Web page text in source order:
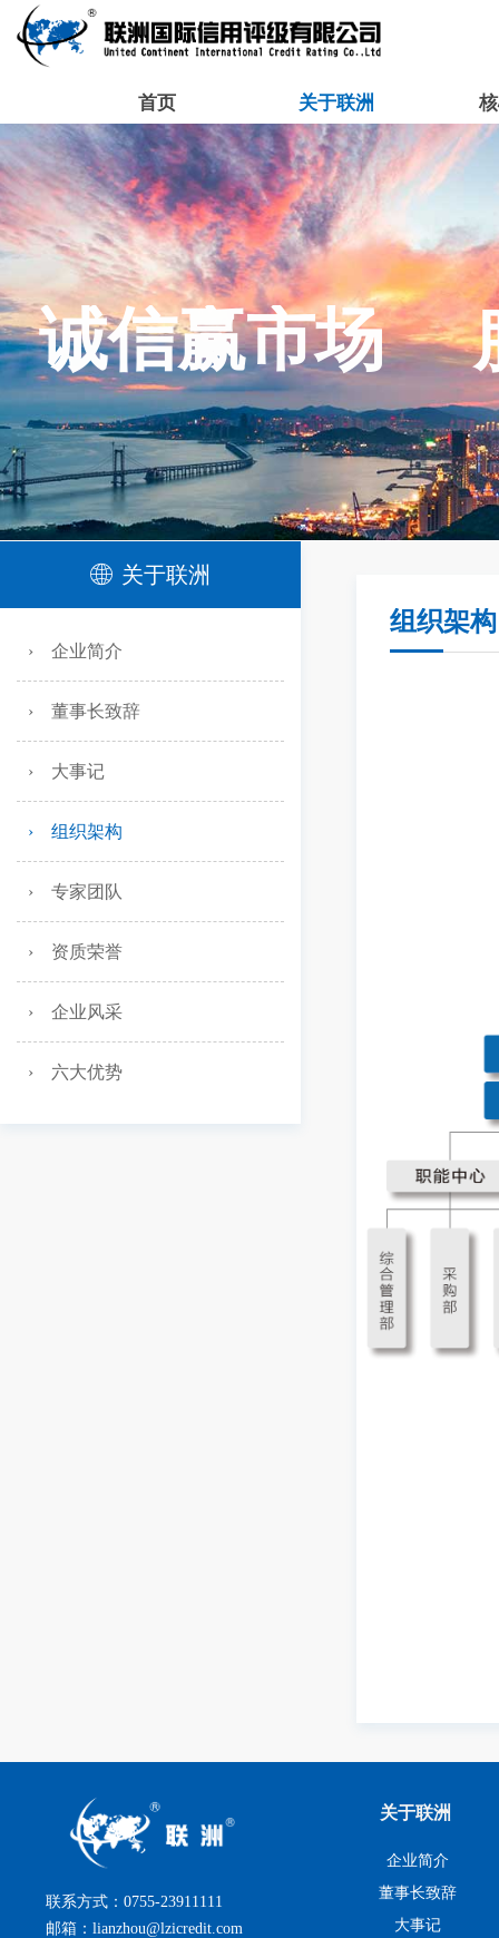
诚信赢市场
首页 关于联洲
ꄓ 关于联洲
› 企业简介
› 董事长致辞
› 大事记
› 组织架构
› 专家团队
› 资质荣誉
› 企业风采
› 六大优势
组织架构
联系方式：0755-23911111
邮箱：lianzhou@lzicredit.com
关于联洲
企业简介
董事长致辞
大事记